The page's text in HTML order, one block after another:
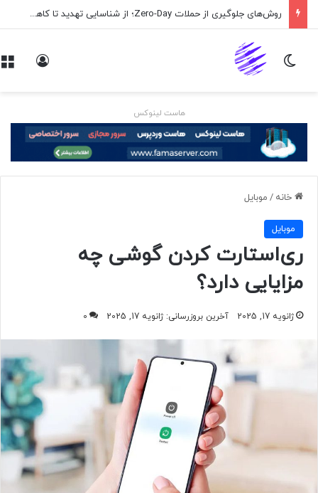
روش‌های جلوگیری از حملات Zero-Day؛ از شناسایی تهدید تا کاهش ریسک
تغییر پوسته
هاست لینوکس
خانه / موبايل
موبايل
ری‌استارت کردن گوشی چه
مزایایی دارد؟
ژانویه 17, 2025 آخرین بروزرسانی: ژانویه 17, 2025 0